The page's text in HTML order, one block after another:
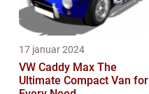
17 januar 2024
VW Caddy Max The
Ultimate Compact Van for